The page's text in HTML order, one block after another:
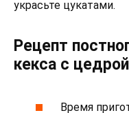
украсьте цукатами.
Рецепт
кекса с цедрой
Время